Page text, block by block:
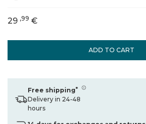
ADD TO CART
29 ,99 €
Free shipping*
Delivery in 24-48
hours